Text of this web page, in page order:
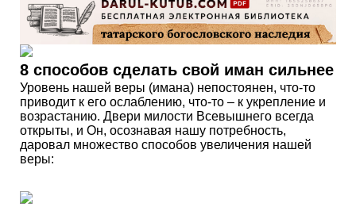
8 способов сделать свой иман сильнее
Уровень нашей веры (имана) непостоянен, что-то
приводит к его ослаблению, что-то – к укрепление и
возрастанию. Двери милости Всевышнего всегда
открыты, и Он, осознавая нашу потребность,
даровал множество способов увеличения нашей
веры: